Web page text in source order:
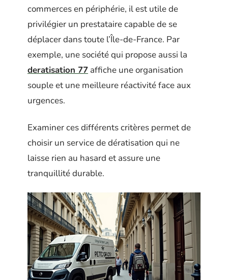
commerces en périphérie, il est utile de
privilégier un prestataire capable de se
déplacer dans toute l’Île-de-France. Par
exemple, une société qui propose aussi la
deratisation 77 affiche une organisation
souple et une meilleure réactivité face aux
urgences.
Examiner ces différents critères permet de
choisir un service de dératisation qui ne
laisse rien au hasard et assure une
tranquillité durable.